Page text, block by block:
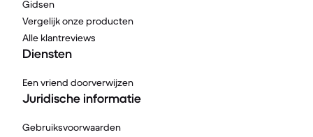
Gidsen
Vergelijk onze producten
Alle klantreviews
Diensten
Een vriend doorverwijzen
Juridische informatie
Gebruiksvoorwaarden